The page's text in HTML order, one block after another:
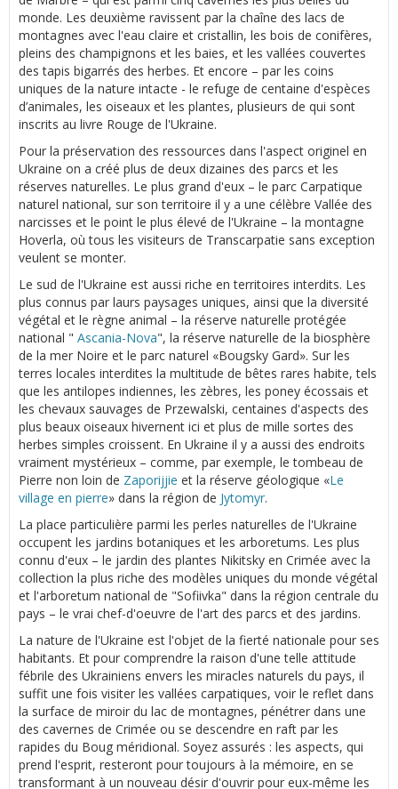
monde. Les deuxième ravissent par la chaîne des lacs de
montagnes avec l'eau claire et cristallin, les bois de conifères,
pleins des champignons et les baies, et les vallées couvertes
des tapis bigarrés des herbes. Et encore – par les coins
uniques de la nature intacte - le refuge de centaine d'espèces
d’animales, les oiseaux et les plantes, plusieurs de qui sont
inscrits au livre Rouge de l'Ukraine.
Pour la préservation des ressources dans l'aspect originel en
Ukraine on a créé plus de deux dizaines des parcs et les
réserves naturelles. Le plus grand d'eux – le parc Carpatique
naturel national, sur son territoire il y a une célèbre Vallée des
narcisses et le point le plus élevé de l'Ukraine – la montagne
Hoverla, où tous les visiteurs de Transcarpatie sans exception
veulent se monter.
Le sud de l'Ukraine est aussi riche en territoires interdits. Les
plus connus par laurs paysages uniques, ainsi que la diversité
végétal et le règne animal – la réserve naturelle protégée
national " Ascania-Nova", la réserve naturelle de la biosphère
de la mer Noire et le parc naturel «Bougsky Gard». Sur les
terres locales interdites la multitude de bêtes rares habite, tels
que les antilopes indiennes, les zèbres, les poney écossais et
les chevaux sauvages de Przewalski, centaines d'aspects des
plus beaux oiseaux hivernent ici et plus de mille sortes des
herbes simples croissent. En Ukraine il y a aussi des endroits
vraiment mystérieux – comme, par exemple, le tombeau de
Pierre non loin de Zaporijjie et la réserve géologique «Le
village en pierre» dans la région de Jytomyr.
La place particulière parmi les perles naturelles de l'Ukraine
occupent les jardins botaniques et les arboretums. Les plus
connu d'eux – le jardin des plantes Nikitsky en Crimée avec la
collection la plus riche des modèles uniques du monde végétal
et l'arboretum national de "Sofiivka" dans la région centrale du
pays – le vrai chef-d'oeuvre de l'art des parcs et des jardins.
La nature de l'Ukraine est l'objet de la fierté nationale pour ses
habitants. Et pour comprendre la raison d'une telle attitude
fébrile des Ukrainiens envers les miracles naturels du pays, il
suffit une fois visiter les vallées carpatiques, voir le reflet dans
la surface de miroir du lac de montagnes, pénétrer dans une
des cavernes de Crimée ou se descendre en raft par les
rapides du Boug méridional. Soyez assurés : les aspects, qui
prend l'esprit, resteront pour toujours à la mémoire, en se
transformant à un nouveau désir d'ouvrir pour eux-même les